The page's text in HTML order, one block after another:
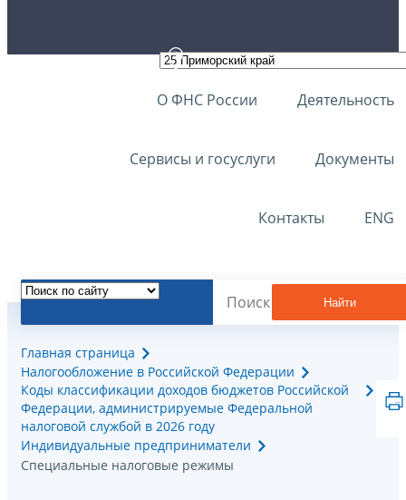
О ФНС России Деятельность
Сервисы и госуслуги Документы
Контакты ENG
Найти
Главная страница
Налогообложение в Российской Федерации
Коды классификации доходов бюджетов Российской
Федерации, администрируемые Федеральной
налоговой службой в 2026 году
Индивидуальные предприниматели
Специальные налоговые режимы